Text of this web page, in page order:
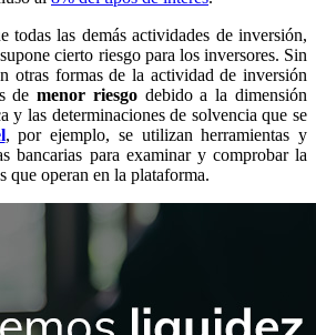
todas las demás actividades de inversión,
supone cierto riesgo para los inversores. Sin
otras formas de la actividad de inversión
demenor riesgo debido a la dimensión
y las determinaciones de solvencia que se
, por ejemplo, se utilizan herramientas y
bancarias para examinar y comprobar la
que operan en la plataforma.